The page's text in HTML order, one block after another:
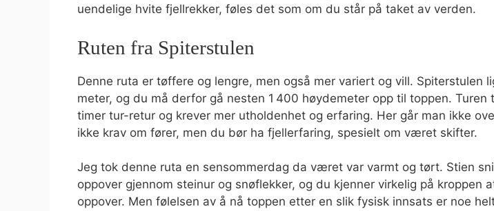
uendelige hvite fjellrekker, føles det som om du står på taket av verden.
Ruten fra Spiterstulen
Denne ruta er tøffere og lengre, men også mer variert og vill. Spiterstulen
meter, og du må derfor gå nesten 1 400 høydemeter opp til toppen. Turen
timer tur-retur og krever mer utholdenhet og erfaring. Her går man ikke
ikke krav om fører, men du bør ha fjellerfaring, spesielt om været skifter.
Jeg tok denne ruta en sensommerdag da været var varmt og tørt. Stien
oppover gjennom steinur og snøflekker, og du kjenner virkelig på kroppen
oppover. Men følelsen av å nå toppen etter en slik fysisk innsats er noe